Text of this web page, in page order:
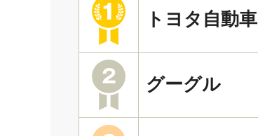
トヨタ自動車
グーグル